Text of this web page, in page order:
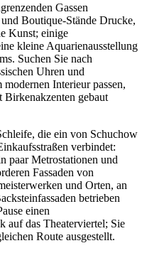
Gassen
Boutique-Stände Drucke,
Kunst; einige
kleine Aquarienausstellung
Suchen Sie nach
Uhren und
Interieur passen,
gebaut
die ein von Schuchow
verbindet:
paar Metrostationen und
Fassaden von
und Orten, an
betrieben
einen
auf das Theaterviertel; Sie
Route ausgestellt.